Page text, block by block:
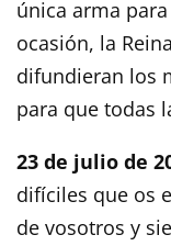
única arma
ocasión, la
difundieran los
para que todas
23 de julio de
difíciles que os
de vosotros y